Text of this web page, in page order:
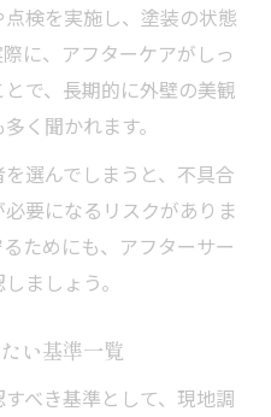
検を実施し、塗装の状態
に、アフターケアがしっ
で、長期的に外壁の美観
く聞かれます。
選んでしまうと、不具合
要になるリスクがありま
ためにも、アフターサー
ましょう。
い基準一覧
べき基準として、現地調